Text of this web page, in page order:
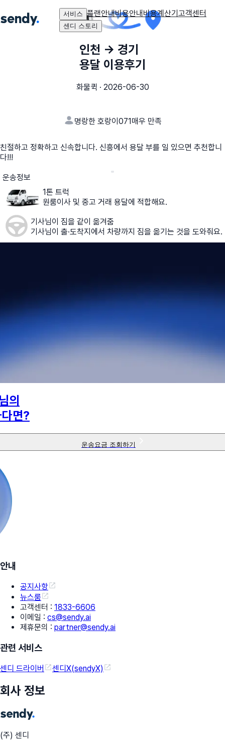
서비스 플랜안내비용안내비용계산기고객센터
센디 스토리
인천 → 경기
용달 이용후기
화물퀵 · 2026-06-30
명랑한 호랑이071매우 만족
친절하고 정확하고 신속합니다. 신흥에서 용달 부를 일 있으면 추천합니
다!!!
운송정보
1톤 트럭
원룸이사 및 중고 거래 용달에 적합해요.
기사님이 짐을 같이 옮겨줌
기사님이 출·도착지에서 차량까지 짐을 옮기는 것을 도와줘요.
의
면?
운송요금 조회하기
안내
공지사항
뉴스룸
고객센터 : 1833-6606
이메일 : cs@sendy.ai
제휴문의 : partner@sendy.ai
관련 서비스
센디 드라이버 센디X(sendyX)
회사 정보
(주) 센디